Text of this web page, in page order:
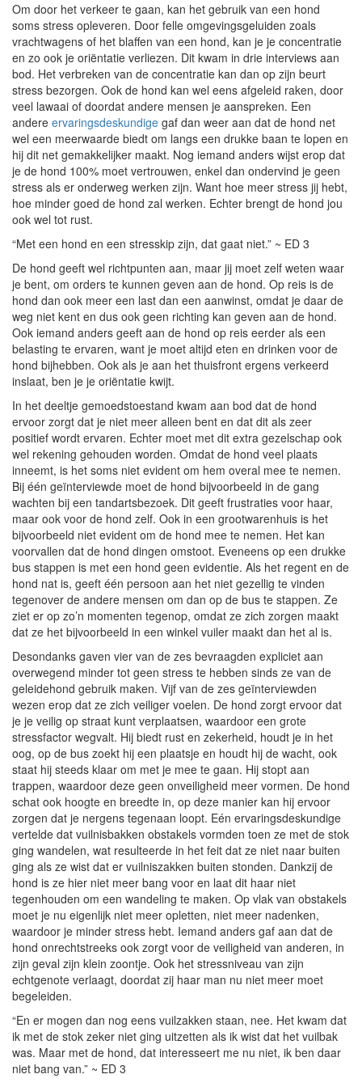
Om door het verkeer te gaan, kan het gebruik van een hond
soms stress opleveren. Door felle omgevingsgeluiden zoals
vrachtwagens of het blaffen van een hond, kan je je concentratie
en zo ook je oriëntatie verliezen. Dit kwam in drie interviews aan
bod. Het verbreken van de concentratie kan dan op zijn beurt
stress bezorgen. Ook de hond kan wel eens afgeleid raken, door
veel lawaai of doordat andere mensen je aanspreken. Een
andere ervaringsdeskundige gaf dan weer aan dat de hond net
wel een meerwaarde biedt om langs een drukke baan te lopen en
hij dit net gemakkelijker maakt. Nog iemand anders wijst erop dat
je de hond 100% moet vertrouwen, enkel dan ondervind je geen
stress als er onderweg werken zijn. Want hoe meer stress jij hebt,
hoe minder goed de hond zal werken. Echter brengt de hond jou
ook wel tot rust.
“Met een hond en een stresskip zijn, dat gaat niet.” ~ ED 3
De hond geeft wel richtpunten aan, maar jij moet zelf weten waar
je bent, om orders te kunnen geven aan de hond. Op reis is de
hond dan ook meer een last dan een aanwinst, omdat je daar de
weg niet kent en dus ook geen richting kan geven aan de hond.
Ook iemand anders geeft aan de hond op reis eerder als een
belasting te ervaren, want je moet altijd eten en drinken voor de
hond bijhebben. Ook als je aan het thuisfront ergens verkeerd
inslaat, ben je je oriëntatie kwijt.
In het deeltje gemoedstoestand kwam aan bod dat de hond
ervoor zorgt dat je niet meer alleen bent en dat dit als zeer
positief wordt ervaren. Echter moet met dit extra gezelschap ook
wel rekening gehouden worden. Omdat de hond veel plaats
inneemt, is het soms niet evident om hem overal mee te nemen.
Bij één geïnterviewde moet de hond bijvoorbeeld in de gang
wachten bij een tandartsbezoek. Dit geeft frustraties voor haar,
maar ook voor de hond zelf. Ook in een grootwarenhuis is het
bijvoorbeeld niet evident om de hond mee te nemen. Het kan
voorvallen dat de hond dingen omstoot. Eveneens op een drukke
bus stappen is met een hond geen evidentie. Als het regent en de
hond nat is, geeft één persoon aan het niet gezellig te vinden
tegenover de andere mensen om dan op de bus te stappen. Ze
ziet er op zo’n momenten tegenop, omdat ze zich zorgen maakt
dat ze het bijvoorbeeld in een winkel vuiler maakt dan het al is.
Desondanks gaven vier van de zes bevraagden expliciet aan
overwegend minder tot geen stress te hebben sinds ze van de
geleidehond gebruik maken. Vijf van de zes geïnterviewden
wezen erop dat ze zich veiliger voelen. De hond zorgt ervoor dat
je je veilig op straat kunt verplaatsen, waardoor een grote
stressfactor wegvalt. Hij biedt rust en zekerheid, houdt je in het
oog, op de bus zoekt hij een plaatsje en houdt hij de wacht, ook
staat hij steeds klaar om met je mee te gaan. Hij stopt aan
trappen, waardoor deze geen onveiligheid meer vormen. De hond
schat ook hoogte en breedte in, op deze manier kan hij ervoor
zorgen dat je nergens tegenaan loopt. Eén ervaringsdeskundige
vertelde dat vuilnisbakken obstakels vormden toen ze met de stok
ging wandelen, wat resulteerde in het feit dat ze niet naar buiten
ging als ze wist dat er vuilniszakken buiten stonden. Dankzij de
hond is ze hier niet meer bang voor en laat dit haar niet
tegenhouden om een wandeling te maken. Op vlak van obstakels
moet je nu eigenlijk niet meer opletten, niet meer nadenken,
waardoor je minder stress hebt. Iemand anders gaf aan dat de
hond onrechtstreeks ook zorgt voor de veiligheid van anderen, in
zijn geval zijn klein zoontje. Ook het stressniveau van zijn
echtgenote verlaagt, doordat zij haar man nu niet meer moet
begeleiden.
“En er mogen dan nog eens vuilzakken staan, nee. Het kwam dat
ik met de stok zeker niet ging uitzetten als ik wist dat het vuilbak
was. Maar met de hond, dat interesseert me nu niet, ik ben daar
niet bang van.” ~ ED 3